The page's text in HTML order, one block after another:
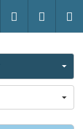
Поиск
Вход на